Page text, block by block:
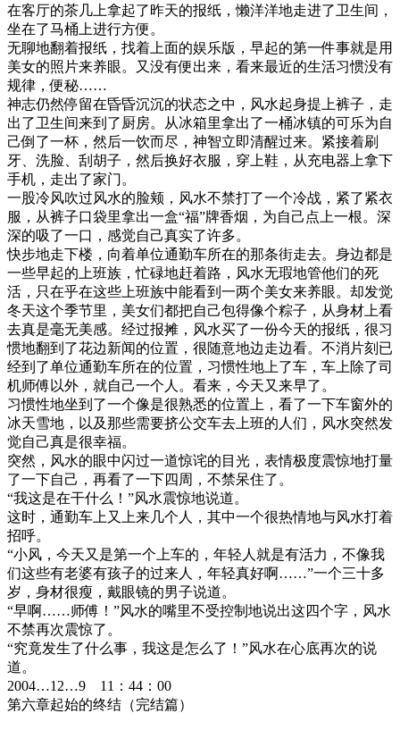
在客厅的茶几上拿起了昨天的报纸，懒洋洋地走进了卫生间，
坐在了马桶上进行方便。
无聊地翻着报纸，找着上面的娱乐版，早起的第一件事就是用
美女的照片来养眼。又没有便出来，看来最近的生活习惯没有
规律，便秘……
神志仍然停留在昏昏沉沉的状态之中，风水起身提上裤子，走
出了卫生间来到了厨房。从冰箱里拿出了一桶冰镇的可乐为自
己倒了一杯，然后一饮而尽，神智立即清醒过来。紧接着刷
牙、洗脸、刮胡子，然后换好衣服，穿上鞋，从充电器上拿下
手机，走出了家门。
一股冷风吹过风水的脸颊，风水不禁打了一个冷战，紧了紧衣
服，从裤子口袋里拿出一盒“福”牌香烟，为自己点上一根。深
深的吸了一口，感觉自己真实了许多。
快步地走下楼，向着单位通勤车所在的那条街走去。身边都是
一些早起的上班族，忙碌地赶着路，风水无瑕地管他们的死
活，只在乎在这些上班族中能看到一两个美女来养眼。却发觉
冬天这个季节里，美女们都把自己包得像个粽子，从身材上看
去真是毫无美感。经过报摊，风水买了一份今天的报纸，很习
惯地翻到了花边新闻的位置，很随意地边走边看。不消片刻已
经到了单位通勤车所在的位置，习惯性地上了车，车上除了司
机师傅以外，就自己一个人。看来，今天又来早了。
习惯性地坐到了一个像是很熟悉的位置上，看了一下车窗外的
冰天雪地，以及那些需要挤公交车去上班的人们，风水突然发
觉自己真是很幸福。
突然，风水的眼中闪过一道惊诧的目光，表情极度震惊地打量
了一下自己，再看了一下四周，不禁呆住了。
“我这是在干什么！”风水震惊地说道。
这时，通勤车上又上来几个人，其中一个很热情地与风水打着
招呼。
“小风，今天又是第一个上车的，年轻人就是有活力，不像我
们这些有老婆有孩子的过来人，年轻真好啊……”一个三十多
岁，身材很瘦，戴眼镜的男子说道。
“早啊……师傅！”风水的嘴里不受控制地说出这四个字，风水
不禁再次震惊了。
“究竟发生了什么事，我这是怎么了！”风水在心底再次的说
道。
2004…12…9 11：44：00
第六章起始的终结（完结篇）